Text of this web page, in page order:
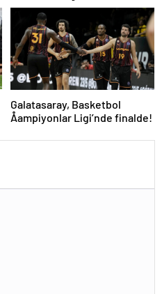
Galatasaray, Basketbol
Åampiyonlar Ligi’nde finalde!